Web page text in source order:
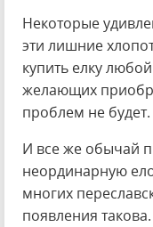
Некоторые
эти лишние
купить елку
желающих
проблем не будет.
И все же обычай
неординарную
многих
появления